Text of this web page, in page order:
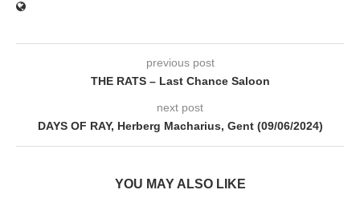
previous post
THE RATS – Last Chance Saloon
next post
DAYS OF RAY, Herberg Macharius, Gent (09/06/2024)
YOU MAY ALSO LIKE